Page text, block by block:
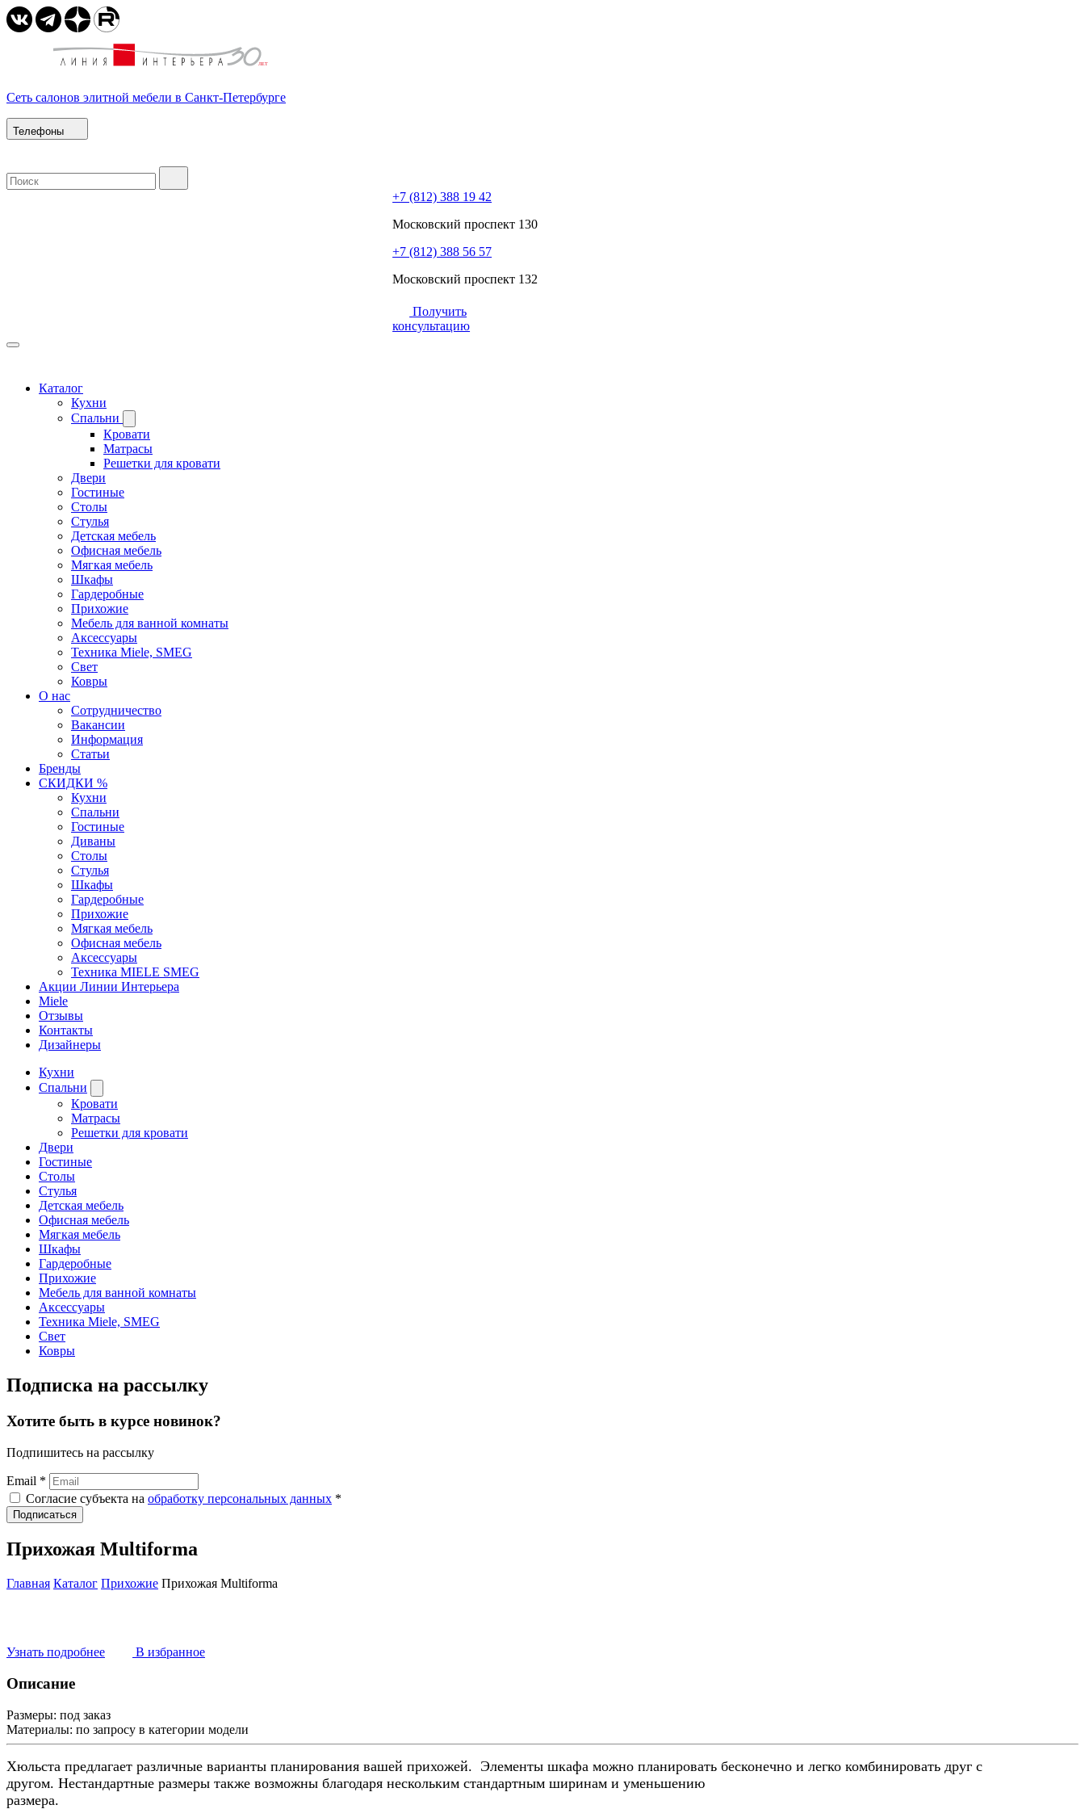
Сеть салонов элитной мебели в Санкт-Петербурге
Телефоны
+7 (812) 388 19 42
Московский проспект 130
+7 (812) 388 56 57
Московский проспект 132
Получить
консультацию
Каталог
Кухни
Спальни
Кровати
Матрасы
Решетки для кровати
Двери
Гостиные
Столы
Стулья
Детская мебель
Офисная мебель
Мягкая мебель
Шкафы
Гардеробные
Прихожие
Мебель для ванной комнаты
Аксессуары
Техника Miele, SMEG
Свет
Ковры
О нас
Сотрудничество
Вакансии
Информация
Статьи
Бренды
СКИДКИ %
Кухни
Спальни
Гостиные
Диваны
Столы
Стулья
Шкафы
Гардеробные
Прихожие
Мягкая мебель
Офисная мебель
Аксессуары
Техника MIELE SMEG
Акции Линии Интерьера
Miele
Отзывы
Контакты
Дизайнеры
Кухни
Спальни
Кровати
Матрасы
Решетки для кровати
Двери
Гостиные
Столы
Стулья
Детская мебель
Офисная мебель
Мягкая мебель
Шкафы
Гардеробные
Прихожие
Мебель для ванной комнаты
Аксессуары
Техника Miele, SMEG
Свет
Ковры
Подписка на рассылку
Хотите быть в курсе новинок?
Подпишитесь на рассылку
Email *
Согласие субъекта на обработку персональных данных *
Подписаться
Прихожая Multiforma
Главная Каталог Прихожие Прихожая Multiforma
Узнать подробнее В избранное
Описание
Размеры: под заказ
Материалы: по запросу в категории модели
Хюльста предлагает различные варианты планирования вашей прихожей. Элементы шкафа можно планировать бесконечно и легко комбинировать друг с
другом. Нестандартные размеры также возможны благодаря нескольким стандартным ширинам и уменьшению
размера.